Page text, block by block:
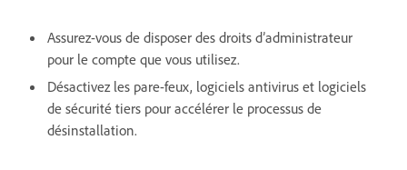
Assurez-vous de disposer des droits d’administrateur
pour le compte que vous utilisez.
Désactivez les pare-feux, logiciels antivirus et logiciels
de sécurité tiers pour accélérer le processus de
désinstallation.